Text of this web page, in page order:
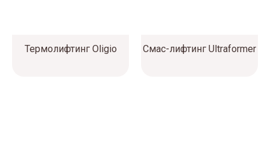
Термолифтинг Oligio Смас-лифтинг Ultraformer